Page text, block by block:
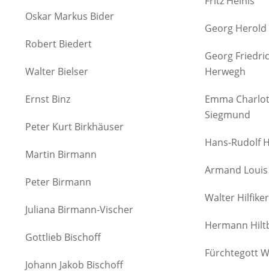
Oskar Markus Bider
Robert Biedert
Walter Bielser
Ernst Binz
Peter Kurt Birkhäuser
Martin Birmann
Peter Birmann
Juliana Birmann-Vischer
Gottlieb Bischoff
Johann Jakob Bischoff
Georg Herold
Georg
Herwegh
Emma
Siegmund
Hans-Rudolf
Armand
Walter Hilfiker
Hermann
Fürchtegott